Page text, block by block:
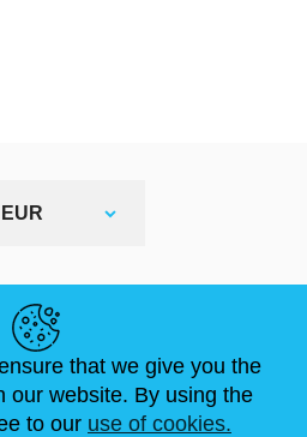
USSTANDARDGRÖSSEN
SCHREIB UNS
that we give you the
our website. By using the
to our use of cookies.